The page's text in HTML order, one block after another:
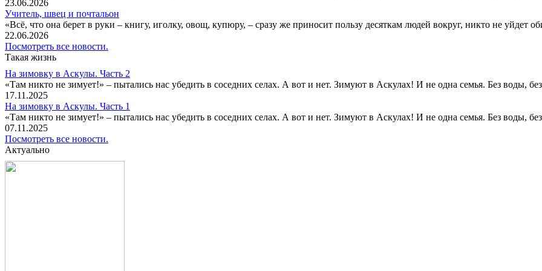
23.06.2026
Учитель, швец и почтальон
«Всё, что она берет в руки – книгу, иголку, овощ, купюру, – сразу же приносит пользу десяткам людей вокруг, никто не уйдет
22.06.2026
Посмотреть все новости.
Такая жизнь
На зимовку в Аскулы. Часть 2
«Там никто не зимует!» – пытались нас убедить в соседних селах. А вот и нет. Зимуют в Аскулах! И не одна семья. Без воды,
17.11.2025
На зимовку в Аскулы. Часть 1
«Там никто не зимует!» – пытались нас убедить в соседних селах. А вот и нет. Зимуют в Аскулах! И не одна семья. Без воды,
07.11.2025
Посмотреть все новости.
Актуально